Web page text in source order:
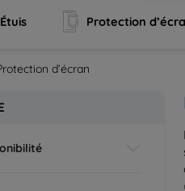
Étuis Protection
d’écran